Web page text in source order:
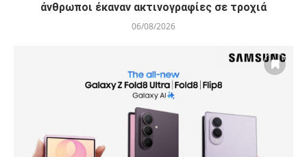
άνθρωποι έκαναν ακτινογραφίες σε τροχιά
06/08/2026